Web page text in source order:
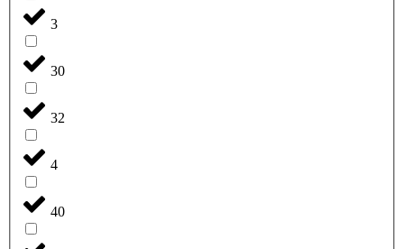
3
30
32
4
40